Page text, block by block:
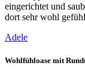
eingerichtet und
dort sehr wohl
Adele
Wohlfühloase mit